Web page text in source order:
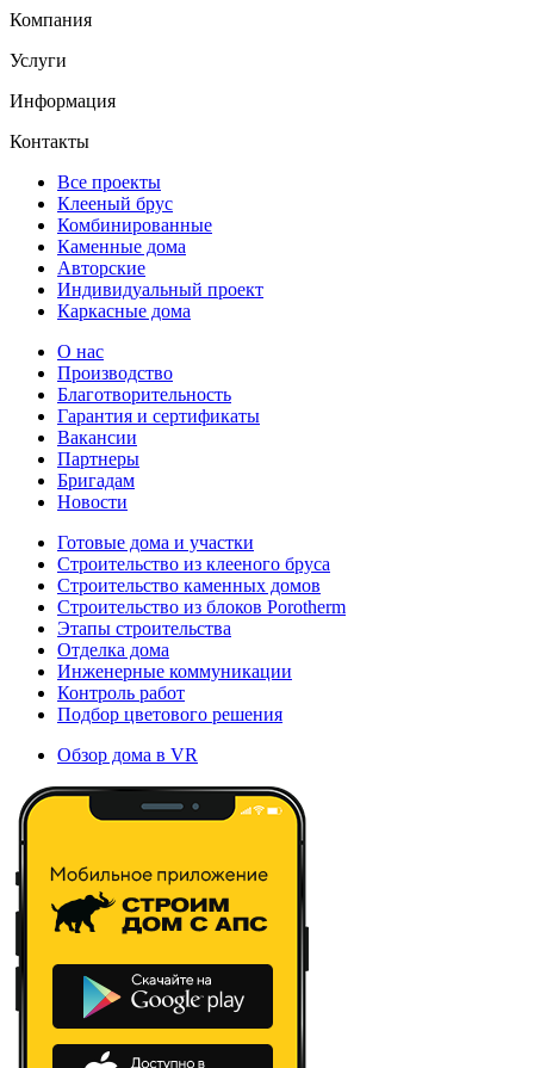
Компания
Услуги
Информация
Контакты
Все проекты
Клееный брус
Комбинированные
Каменные дома
Авторские
Индивидуальный проект
Каркасные дома
О нас
Производство
Благотворительность
Гарантия и сертификаты
Вакансии
Партнеры
Бригадам
Новости
Готовые дома и участки
Строительство из клееного бруса
Строительство каменных домов
Строительство из блоков Porotherm
Этапы строительства
Отделка дома
Инженерные коммуникации
Контроль работ
Подбор цветового решения
Обзор дома в VR